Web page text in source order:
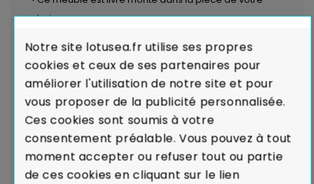
choix
diluable (différentes en fonction de la teinte choisie)
• Fabriqué de manière artisanale à partir d'hévéa
massif respectueux de l'environnement
• 100% massif : dos et fonds de tiroirs également en
bois massif
• Provenance : Thaïlande
• Découvrez laCollection Tiga
Notre site lotusea.fr utilise ses propres
cookies et ceux de ses partenaires pour
améliorer l'utilisation de notre site et pour
vous proposer de la publicité personnalisée.
Ces cookies sont soumis à votre
consentement préalable. Vous pouvez à tout
moment accepter ou refuser tout ou partie
de ces cookies en cliquant sur le lien